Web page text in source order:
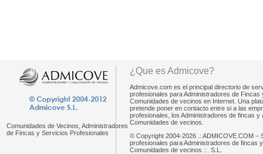
Comunidades de Vecinos, Administradores
de Fincas y Servicios Profesionales
¿Que es Admicove?
Admicove.com es el principal directorio de
profesionales para Administradores de Fincas
Comunidades de vecinos en Internet. Una
pretende poner en contacto entre si a las
profesionales, los Administradores de fincas y
Comunidades de vecinos.
© Copyright 2004-2026 .: ADMICOVE.COM –
profesionales para Administradores de fincas y
Comunidades de vecinos ::. S.L.